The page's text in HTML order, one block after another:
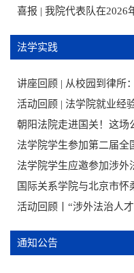
法学实践
讲座回顾 | 从校园到律所
活动回顾 | 法学院就业经
通知公告